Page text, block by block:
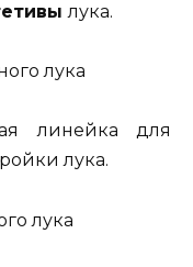
лука.
линейка для
лука.